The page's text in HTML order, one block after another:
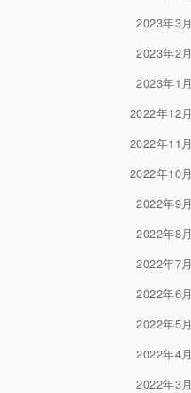
2023年3月
2023年2月
2023年1月
2022年12月
2022年11月
2022年10月
2022年9月
2022年8月
2022年7月
2022年6月
2022年5月
2022年4月
2022年3月